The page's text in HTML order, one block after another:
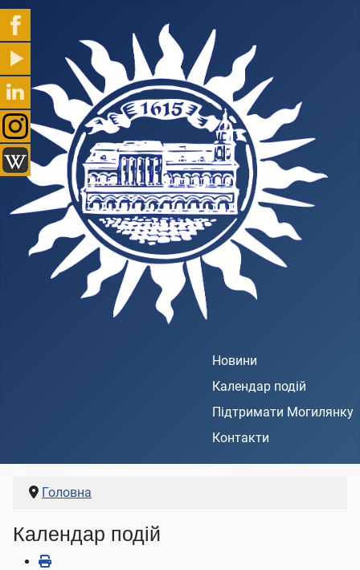
Новини
Календар подій
Підтримати Могилянку
Контакти
Головна
Календар подій